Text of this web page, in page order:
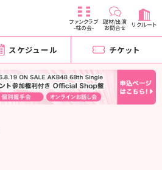
ファンクラブ
-柱の会-
取材/出演
お問合せ リクルート
スケジュール チケット